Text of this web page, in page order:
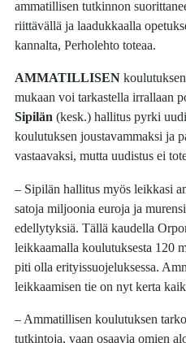
ammatillisen tutkinnon
riittävällä ja laadukkaalla
kannalta, Perholehto toteaa.
AMMATILLISEN
mukaan voi tarkastella irrallaan
Sipilän (kesk.) hallitus pyrki
koulutuksen joustavammaksi ja
vastaavaksi, mutta uudistus ei
– Sipilän hallitus myös leikkasi
satoja miljoonia euroja ja
edellytyksiä. Tällä kaudella
leikkaamalla koulutuksesta 120
piti olla erityissuojeluksessa.
leikkaamisen tie on nyt kerta
– Ammatillisen koulutuksen
tutkintoja, vaan osaavia omien